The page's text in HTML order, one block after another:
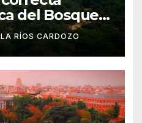
del Bosque
RÍOS CARDOZO